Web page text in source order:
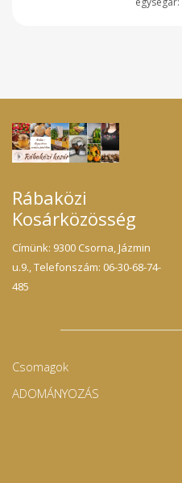
Rábaközi
Kosárközösség
Címünk: 9300 Csorna, Jázmin
u.9., Telefonszám: 06-30-68-74-
485
Csomagok
ADOMÁNYOZÁS